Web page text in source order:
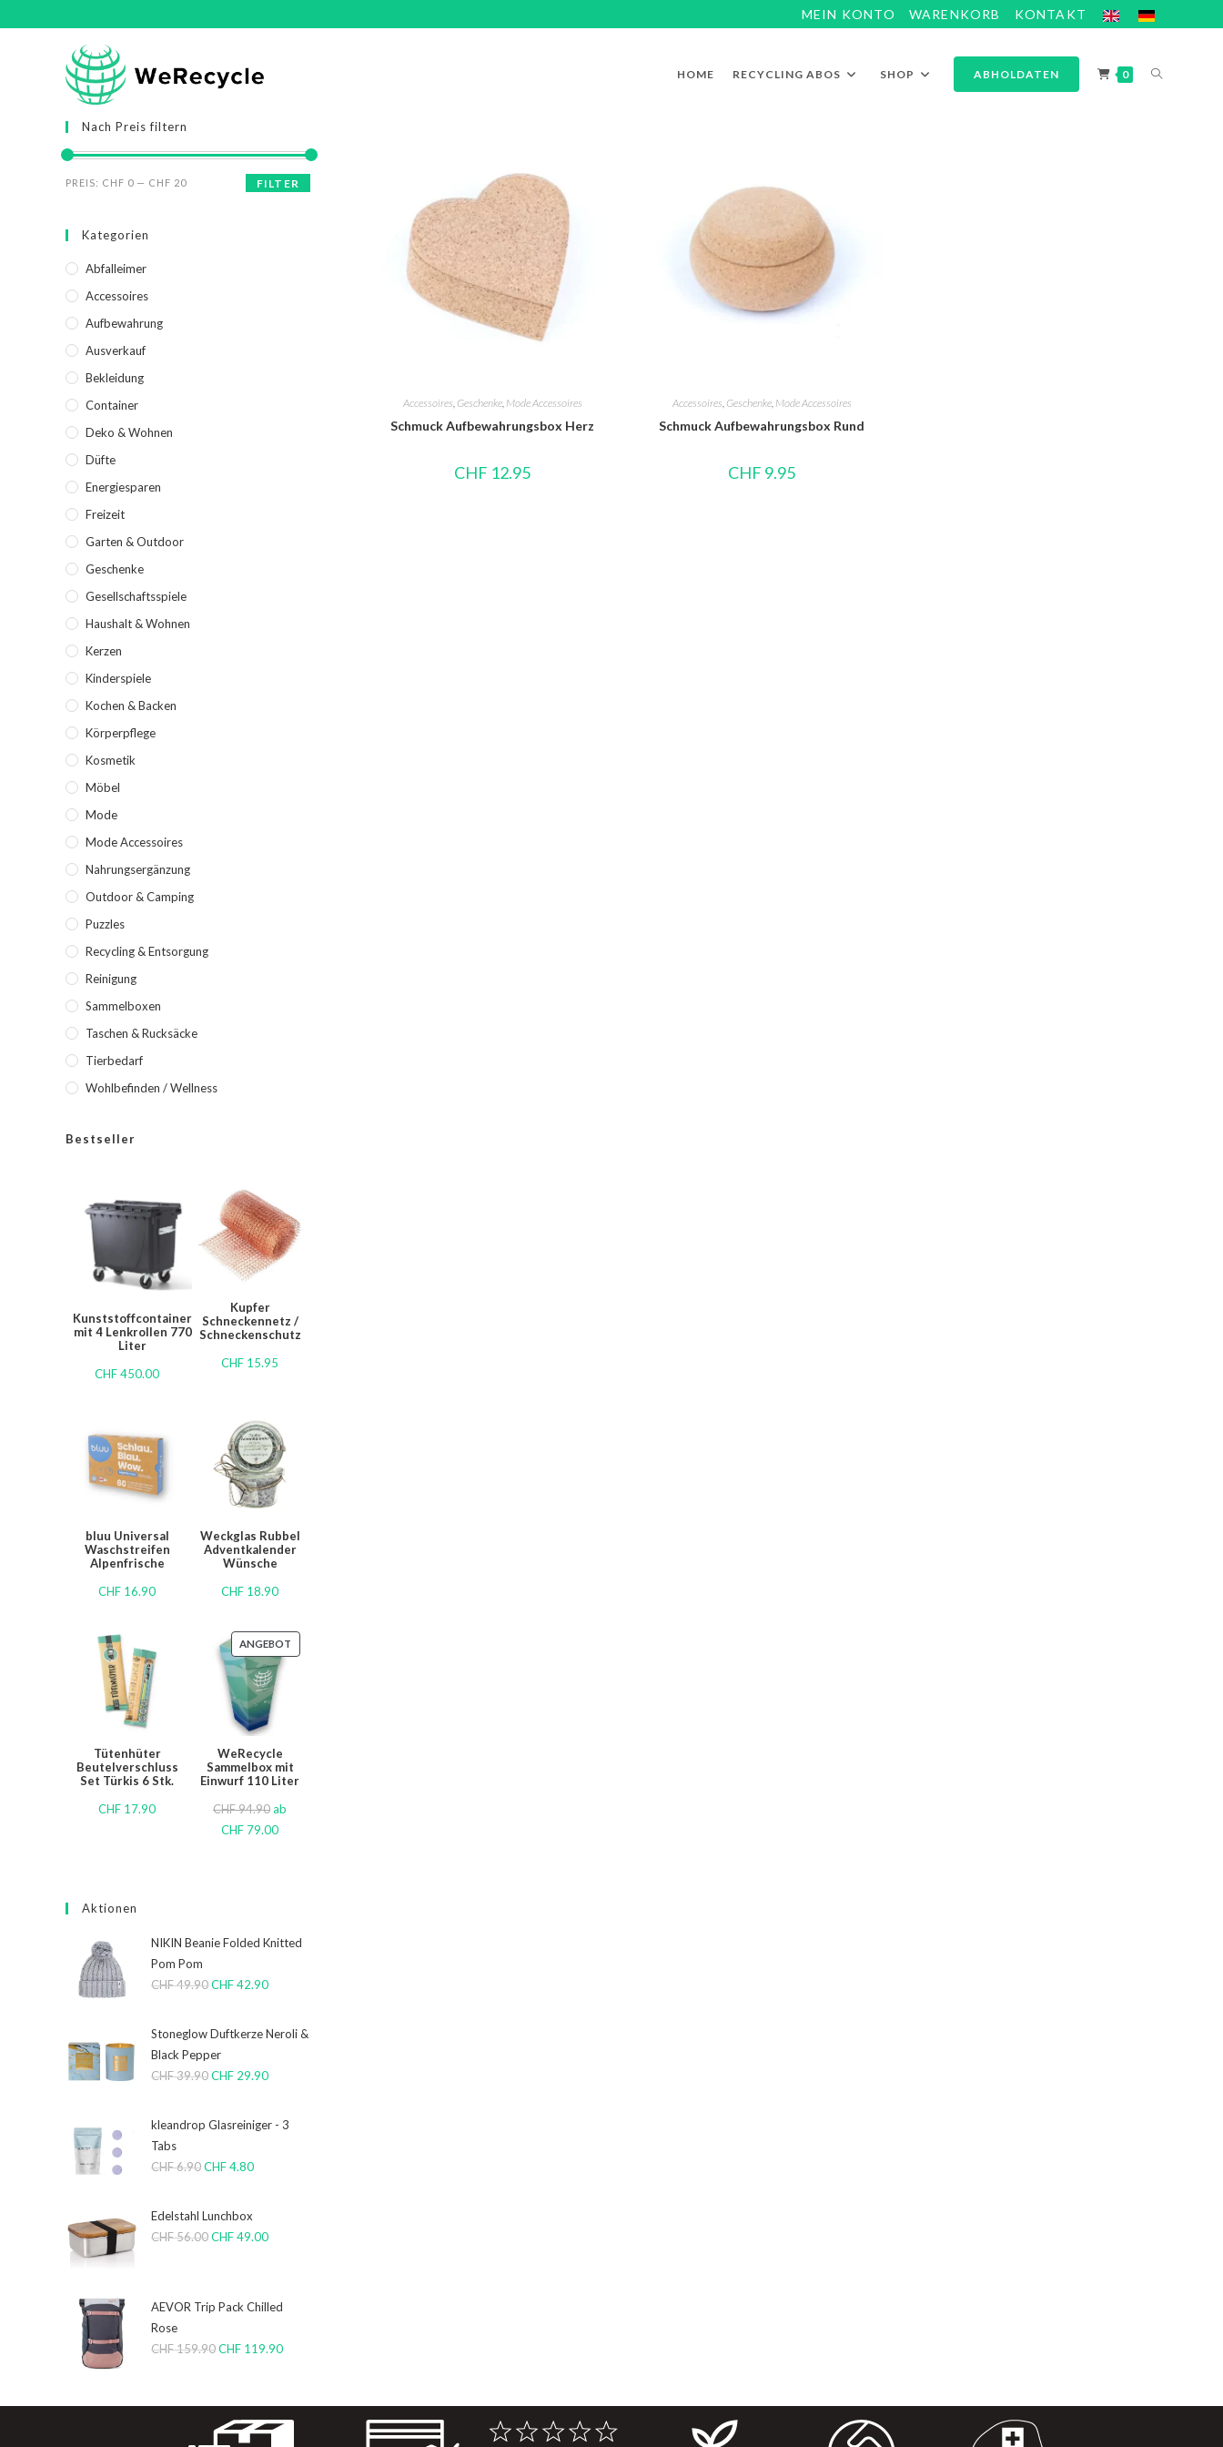
MEIN KONTO WARENKORB KONTAKT
HOME RECYCLING ABOS SHOP ABHOLDATEN 0
Accessoires Geschenke, Mode Accessoires
Schmuck Aufbewahrungsbox Herz
CHF 12.95
Accessoires Geschenke, Mode Accessoires
Schmuck Aufbewahrungsbox Rund
CHF 9.95
Nach Preis filtern
FILTER
PREIS: CHF 0 — CHF 20
Kategorien
Abfalleimer
Accessoires
Aufbewahrung
Ausverkauf
Bekleidung
Container
Deko & Wohnen
Düfte
Energiesparen
Freizeit
Garten & Outdoor
Geschenke
Gesellschaftsspiele
Haushalt & Wohnen
Kerzen
Kinderspiele
Kochen & Backen
Körperpflege
Kosmetik
Möbel
Mode
Mode Accessoires
Nahrungsergänzung
Outdoor & Camping
Puzzles
Recycling & Entsorgung
Reinigung
Sammelboxen
Taschen & Rucksäcke
Tierbedarf
Wohlbefinden / Wellness
Bestseller
Kunststoffcontainer
mit 4 Lenkrollen 770
Liter
CHF450.00
Kupfer
Schneckennetz /
Schneckenschutz
CHF 15.95
bluu Universal
Waschstreifen
Alpenfrische
CHF 16.90
Weckglas Rubbel
Adventkalender
Wünsche
CHF 18.90
Tütenhüter
Beutelverschluss
Set Türkis 6 Stk.
CHF 17.90
ANGEBOT
WeRecycle
Sammelbox mit
Einwurf 110 Liter
CHF94.90ab
CHF 79.00
Aktionen
NIKIN Beanie Folded Knitted
Pom Pom
CHF49.90CHF42.90
Stoneglow Duftkerze Neroli &
Black Pepper
CHF39.90CHF 29.90
kleandrop Glasreiniger - 3
Tabs
CHF6.90CHF4.80
Edelstahl Lunchbox
CHF56.00CHF49.00
AEVOR Trip Pack Chilled
Rose
CHF159.90CHF 119.90